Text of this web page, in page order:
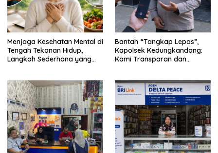
Menjaga Kesehatan Mental di
Tengah Tekanan Hidup,
Langkah Sederhana yang
Bantah “Tangkap Lepas”,
Kapolsek Kedungkandang:
Kami Transparan dan